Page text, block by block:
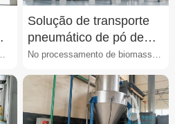
Solução de transporte
pneumático de pó de
biomassa
No processamento de biomassa,
representa um desafio op···